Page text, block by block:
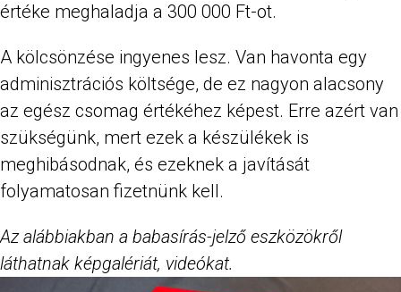
értéke meghaladja a 300 000 Ft-ot.
A kölcsönzése ingyenes lesz. Van havonta egy
adminisztrációs költsége, de ez nagyon alacsony
az egész csomag értékéhez képest. Erre azért van
szükségünk, mert ezek a készülékek is
meghibásodnak, és ezeknek a javítását
folyamatosan fizetnünk kell.
Az alábbiakban a babasírás-jelző eszközökről
láthatnak képgalériát, videókat.